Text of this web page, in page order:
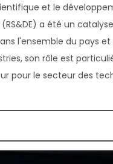
et le
a été un
l'ensemble du pays et
son rôle est
pour le secteur des